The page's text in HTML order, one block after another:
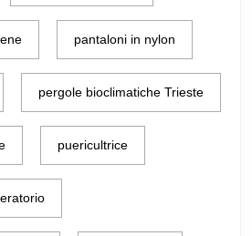
pantaloni in nylon
pergole bioclimatiche Trieste
puericultrice